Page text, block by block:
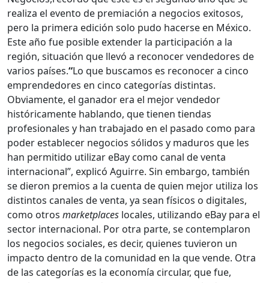
realiza el evento de premiación a negocios exitosos,
pero la primera edición solo pudo hacerse en México.
Este año fue posible extender la participación a la
región, situación que llevó a reconocer vendedores de
varios países.“Lo que buscamos es reconocer a cinco
emprendedores en cinco categorías distintas.
Obviamente, el ganador era el mejor vendedor
históricamente hablando, que tienen tiendas
profesionales y han trabajado en el pasado como para
poder establecer negocios sólidos y maduros que les
han permitido utilizar eBay como canal de venta
internacional”, explicó Aguirre. Sin embargo, también
se dieron premios a la cuenta de quien mejor utiliza los
distintos canales de venta, ya sean físicos o digitales,
como otros marketplaces locales, utilizando eBay para el
sector internacional. Por otra parte, se contemplaron
los negocios sociales, es decir, quienes tuvieron un
impacto dentro de la comunidad en la que vende. Otra
de las categorías es la economía circular, que fue,